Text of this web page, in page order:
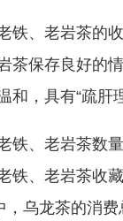
、老岩茶的
茶保存良好的
和，具有“疏肝
、老岩茶数
铁、老岩茶收
，乌龙茶的消